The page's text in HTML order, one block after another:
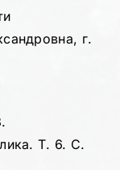
г.
Т. 6. С.